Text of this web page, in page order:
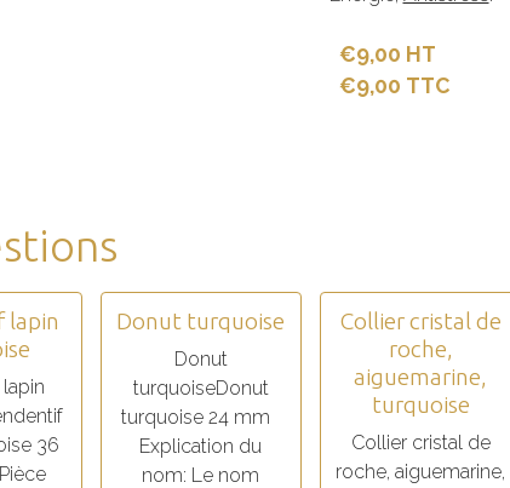
€9,00 HT
€9,00 TTC
lapin
36
Donut turquoise
Donut
turquoiseDonut
turquoise 24 mm
Explication du
nom: Le nom
Collier cristal de
roche,
aiguemarine,
turquoise
Collier cristal de
roche, aiguemarine,